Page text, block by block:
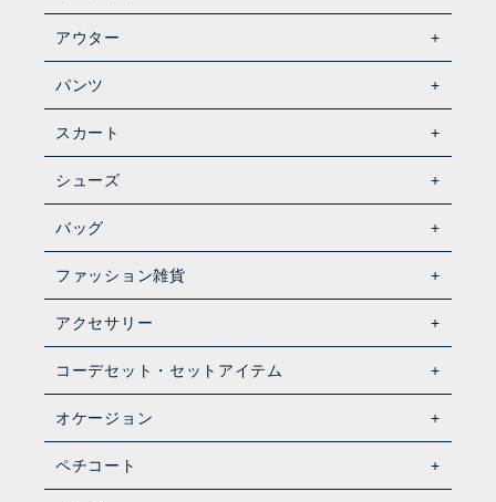
アウター
パンツ
スカート
シューズ
バッグ
ファッション雑貨
アクセサリー
コーデセット・セットアイテム
オケージョン
ペチコート